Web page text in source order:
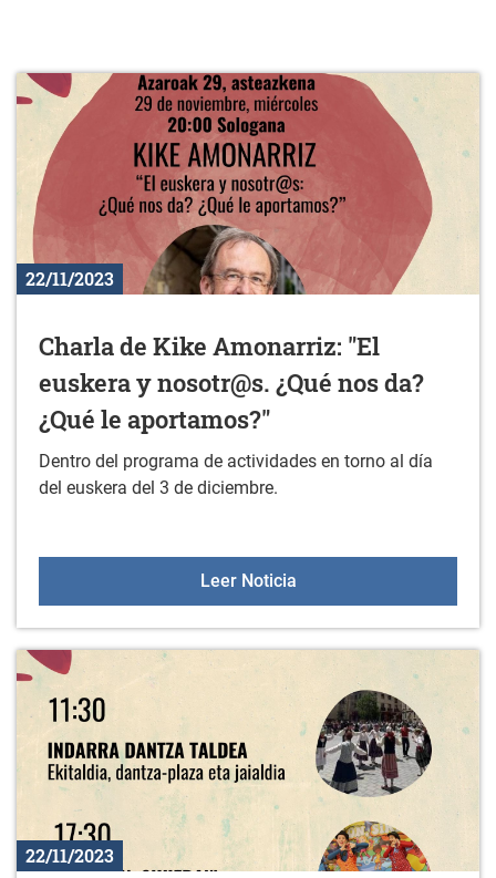
22/11/2023
Charla de Kike Amonarriz: "El
euskera y nosotr@s. ¿Qué nos da?
¿Qué le aportamos?"
Dentro del programa de actividades en torno al día
del euskera del 3 de diciembre.
Leer NoticiaCharla de Kike
22/11/2023